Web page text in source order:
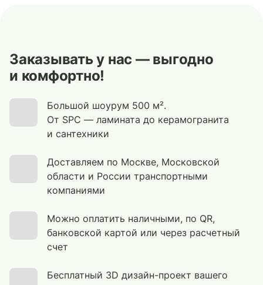
Заказывать у нас — выгодно
и комфортно!
Большой шоурум 500 м².
От SPC — ламината до керамогранита
и сантехники
Доставляем по Москве, Московской
области и России транспортными
компаниями
Можно оплатить наличными, по QR,
банковской картой или через расчетный
счет
Бесплатный 3D дизайн-проект вашего